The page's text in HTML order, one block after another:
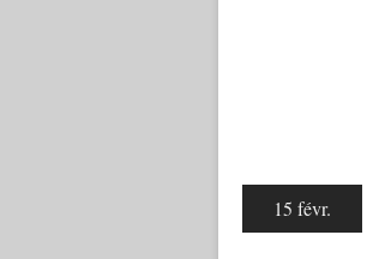
15 févr.